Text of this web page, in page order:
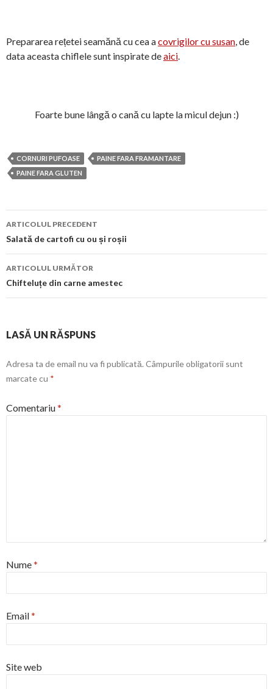
Prepararea rețetei seamănă cu cea acovrigilor cu susan, de
data aceasta chiflele sunt inspirate deaici.
Foarte bune lângă o cană cu lapte la micul dejun :)
CORNURI PUFOASE
PAINE FARA FRAMANTARE
PAINE FARA GLUTEN
Navigare
în
articol
ARTICOLUL PRECEDENT
Salată de cartofi cu ou și roșii
ARTICOLUL URMĂTOR
Chifteluțe din carne amestec
LASĂ UN RĂSPUNS
Adresa ta de email nu va fi publicată. Câmpurile obligatorii sunt
marcate cu *
Comentariu*
Nume*
Email*
Site web